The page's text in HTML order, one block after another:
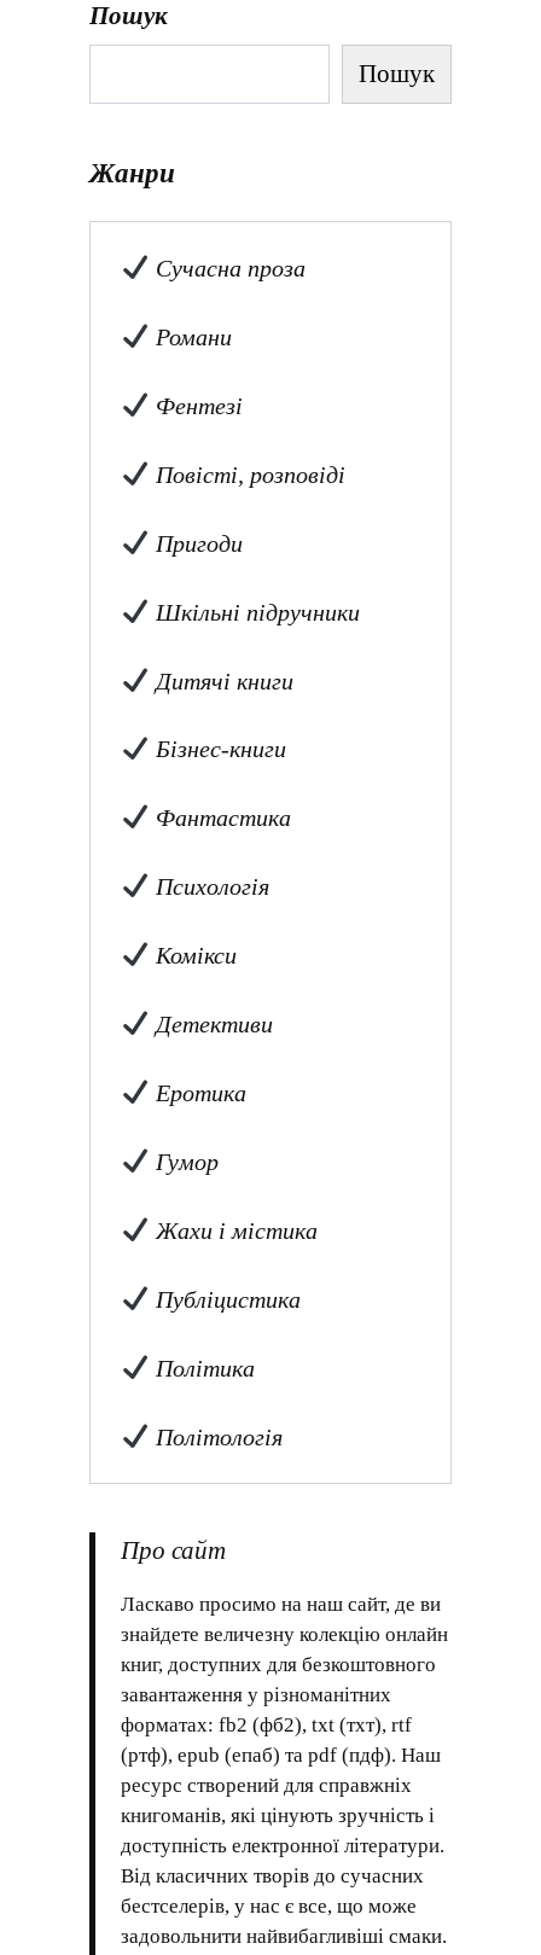
Пошук
Пошук
Жанри
Сучасна проза
Романи
Фентезі
Повісті, розповіді
Пригоди
Шкільні підручники
Дитячі книги
Бізнес-книги
Фантастика
Психологія
Комікси
Детективи
Еротика
Гумор
Жахи і містика
Публіцистика
Політика
Політологія
Про сайт
Ласкаво просимо на наш сайт, де ви
знайдете величезну колекцію онлайн
книг, доступних для безкоштовного
завантаження у різноманітних
форматах: fb2 (фб2), txt (тхт), rtf
(ртф), epub (епаб) та pdf (пдф). Наш
ресурс створений для справжніх
книгоманів, які цінують зручність і
доступність електронної літератури.
Від класичних творів до сучасних
бестселерів, у нас є все, що може
задовольнити найвибагливіші смаки.